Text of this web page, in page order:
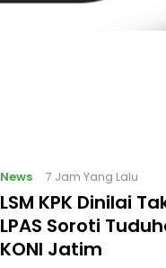
News 7 Jam Yang Lalu
LSM KPK Dinilai
LPAS Soroti
KONI Jatim